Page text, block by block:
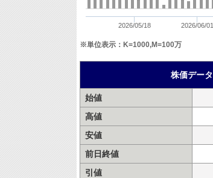
2026/05/18 2026/06/01
※単位表示：K=1000,M=100万
株価データ
始値
高値
安値
前日終値
引値